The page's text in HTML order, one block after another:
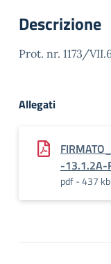
Descrizione
Prot. nr. 1173/
Allegati
-13.1.2A-
pdf - 437 kb